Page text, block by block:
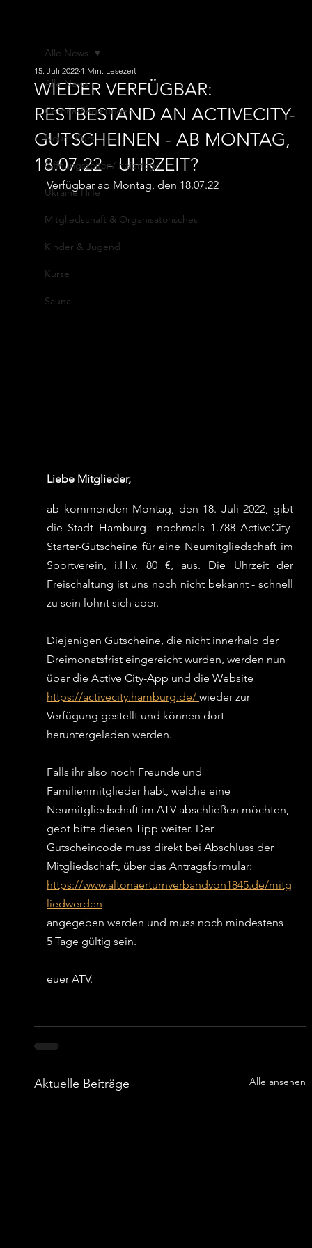
1845 e.V.
Alle News
Corona-Regelungen
Neuer Kurs
Öffnungszeiten/ Feiertage
Ukraine Hilfe
Mitgliedschaft & Organisatorisches
Kinder & Jugend
Kurse
Sauna
Alle News
WIEDER VERFÜGBAR:
RESTBESTAND AN ACTIVECITY-
GUTSCHEINEN - AB MONTAG,
18.07.22 - UHRZEIT?
15. Juli 2022 1 Min. Lesezeit
Verfügbar ab Montag, den 18.07.22
Liebe Mitglieder,
ab kommenden Montag, den 18. Juli 2022, gibt
die Stadt Hamburg  nochmals 1.788 ActiveCity-
Starter-Gutscheine für eine Neumitgliedschaft im
Sportverein, i.H.v. 80 €, aus. Die Uhrzeit der
Freischaltung ist uns noch nicht bekannt - schnell
zu sein lohnt sich aber.
Diejenigen Gutscheine, die nicht innerhalb der
Dreimonatsfrist eingereicht wurden, werden nun
über die Active City-App und die Website
https://activecity.hamburg.de/ wieder zur
Verfügung gestellt und können dort
heruntergeladen werden.
Falls ihr also noch Freunde und
Familienmitglieder habt, welche eine
Neumitgliedschaft im ATV abschließen möchten,
gebt bitte diesen Tipp weiter. Der
Gutscheincode muss direkt bei Abschluss der
Mitgliedschaft, über das Antragsformular:
https://www.altonaerturnverbandvon1845.de/mitg
liedwerden
angegeben werden und muss noch mindestens
5 Tage gültig sein.
euer ATV.
Aktuelle Beiträge Alle ansehen